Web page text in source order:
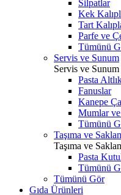
Silpatlar
Kek
Tart
Parfe ve
Tümünü
Servis ve Sunum
Servis ve Sunum
Pasta
Fanuslar
Kanepe
Mumlar ve
Tümünü
Taşıma ve
Taşıma ve
Pasta
Tümünü
Tümünü Gör
Gıda Ürünleri